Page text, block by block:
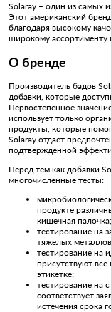
Solaray – один из самых
Этот американский
благодаря высокому
широкому ассортименту
О бренде
Производитель бадов
добавки, которые
Первостепенное
использует только
продукты, которые
Solaray отдает
подтвержденной
Перед тем как добавки
многочисленные тесты:
продукте
кишечная палочка;
тестирование на
тяжелых
тестирование на
присутствуют все
этикетке;
тестирование на
соответствует
истечения срока